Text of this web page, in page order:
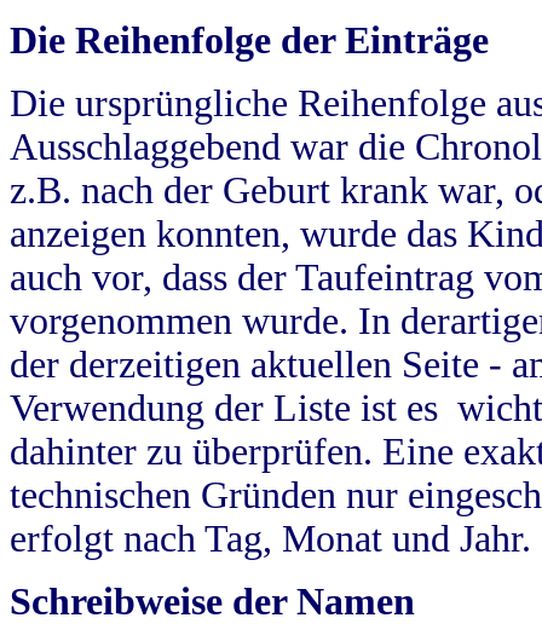
Die Reihenfolge der Einträge
Die ursprüngliche Reihenfolge
Ausschlaggebend war die
z.B. nach der Geburt krank war,
anzeigen konnten, wurde das
auch vor, dass der Taufeintrag
vorgenommen wurde. In
der derzeitigen aktuellen Seite -
Verwendung der Liste ist es
dahinter zu überprüfen. Eine
technischen Gründen nur
erfolgt nach Tag, Monat und Jahr.
Schreibweise der Namen